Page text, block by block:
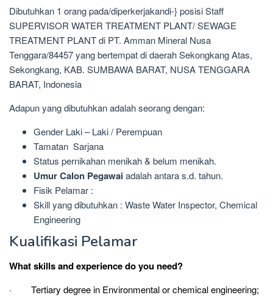
Dibutuhkan 1 orang pada/diperkerjakandi-} posisi Staff
SUPERVISOR WATER TREATMENT PLANT/ SEWAGE
TREATMENT PLANT di PT. Amman Mineral Nusa
Tenggara/84457 yang bertempat di daerah Sekongkang Atas,
Sekongkang, KAB. SUMBAWA BARAT, NUSA TENGGARA
BARAT, Indonesia
Adapun yang dibutuhkan adalah seorang dengan:
Gender Laki – Laki / Perempuan
Tamatan Sarjana
Status pernikahan menikah & belum menikah.
Umur Calon Pegawaiadalah antara s.d. tahun.
Fisik Pelamar :
Skill yang dibutuhkan : Waste Water Inspector, Chemical
Engineering
Kualifikasi Pelamar
What skills and experience do you need?
· Tertiary degree in Environmental or chemical engineering;